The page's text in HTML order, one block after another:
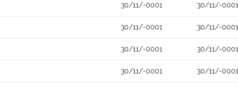
30/11/-0001 30/11/-0001
30/11/-0001 30/11/-0001
30/11/-0001 30/11/-0001
30/11/-0001 30/11/-0001